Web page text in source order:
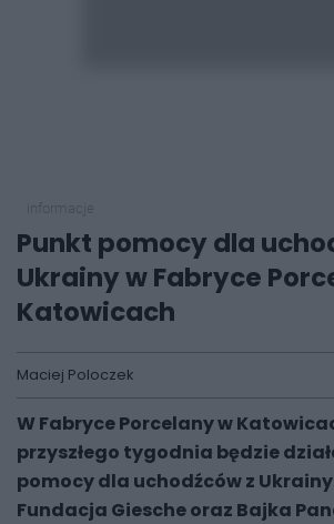
Punkt pomocy dla
Ukrainy w Fabryce
Katowicach
Maciej Poloczek
W Fabryce Porcelany w
przyszłego tygodnia będzie
pomocy dla uchodźców z
Fundacja Giesche oraz Bajka